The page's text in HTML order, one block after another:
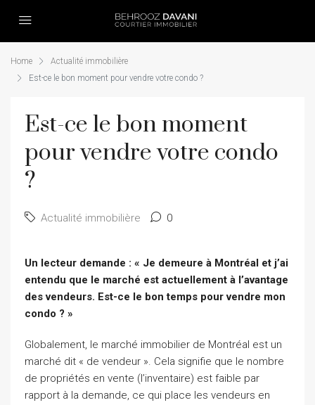
Home
Actualité immobilière
Est-ce le bon moment pour vendre votre condo ?
Est-ce le bon moment
pour vendre votre condo
?
Actualité immobilière 0
Un lecteur demande : « Je demeure à Montréal et j’ai
entendu que le marché est actuellement à l’avantage
des vendeurs. Est-ce le bon temps pour vendre mon
condo ? »
Globalement, le marché immobilier de Montréal est un
marché dit « de vendeur ». Cela signifie que le nombre
de propriétés en vente (l’inventaire) est faible par
rapport à la demande, ce qui place les vendeurs en